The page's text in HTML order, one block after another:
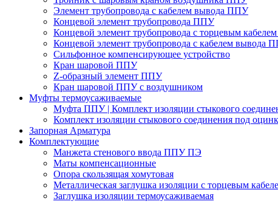
Элемент трубопровода с кабелем вывода ППУ
Концевой элемент трубопровода ППУ
Концевой элемент трубопровода с торцевым
Концевой элемент трубопровода с кабелем вывода
Сильфонное компенсирующее устройство
Кран шаровой ППУ
Z-образный элемент ППУ
Кран шаровой ППУ с воздушником
Муфты термоусаживаемые
Муфта ППУ | Комплект изоляции стыкового
Комплект изоляции стыкового соединения под
Запорная Арматура
Комплектующие
Манжета стенового ввода ППУ ПЭ
Маты компенсационные
Опора скользящая хомутовая
Металлическая заглушка изоляции с торцевым
Заглушка изоляции термоусаживаемая